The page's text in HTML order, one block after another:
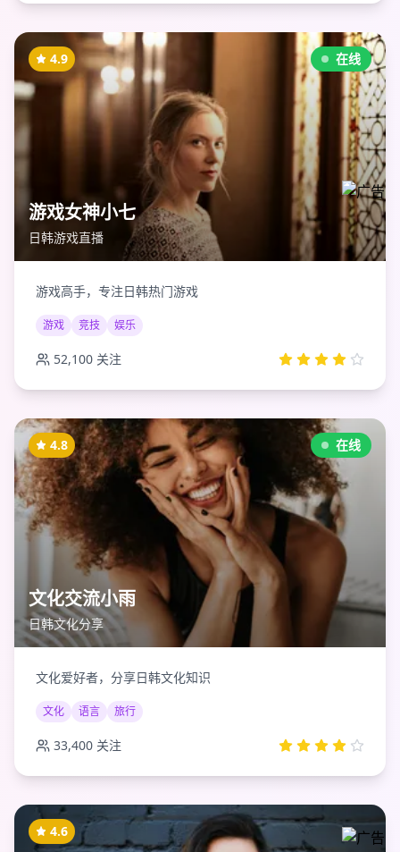
在线
4.9
游戏女神小七
日韩游戏直播
游戏高手，专注日韩热门游戏
游戏 竞技 娱乐
52,100 关注
在线
4.8
文化交流小雨
日韩文化分享
文化爱好者，分享日韩文化知识
文化 语言 旅行
33,400 关注
4.6